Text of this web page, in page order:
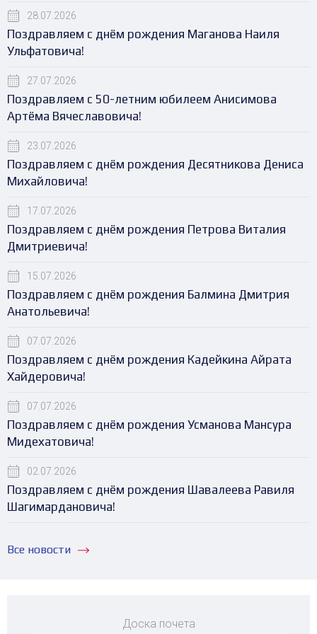
28.07.2026
Поздравляем с днём рождения Маганова Наиля
Ульфатовича!
27.07.2026
Поздравляем с 50-летним юбилеем Анисимова
Артёма Вячеславовича!
23.07.2026
Поздравляем с днём рождения Десятникова Дениса
Михайловича!
17.07.2026
Поздравляем с днём рождения Петрова Виталия
Дмитриевича!
15.07.2026
Поздравляем с днём рождения Балмина Дмитрия
Анатольевича!
07.07.2026
Поздравляем с днём рождения Кадейкина Айрата
Хайдеровича!
07.07.2026
Поздравляем с днём рождения Усманова Мансура
Мидехатовича!
02.07.2026
Поздравляем с днём рождения Шавалеева Равиля
Шагимардановича!
Все новости
Доска почета